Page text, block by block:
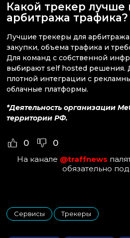
Какой трекер лучше
арбитража трафика?
Лучшие трекеры для арбитража
закупки, объема трафика и
Для команд с собственной
выбирают self hosted решения.
плотной интеграции с
облачные платформы.
*Деятельность организации
территории РФ.
0 0
На канале @traffnews
обязательно
Сервисы
,
Трекеры